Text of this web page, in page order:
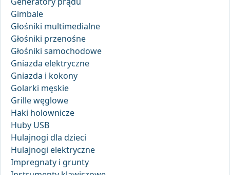
Gimbale
Głośniki multimedialne
Głośniki przenośne
Głośniki samochodowe
Gniazda elektryczne
Gniazda i kokony
Golarki męskie
Grille węglowe
Haki holownicze
Huby USB
Hulajnogi dla dzieci
Hulajnogi elektryczne
Impregnaty i grunty